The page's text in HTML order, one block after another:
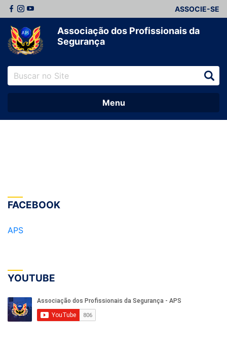
ASSOCIE-SE
Associação dos Profissionais da
Segurança
Menu
FACEBOOK
APS
YOUTUBE